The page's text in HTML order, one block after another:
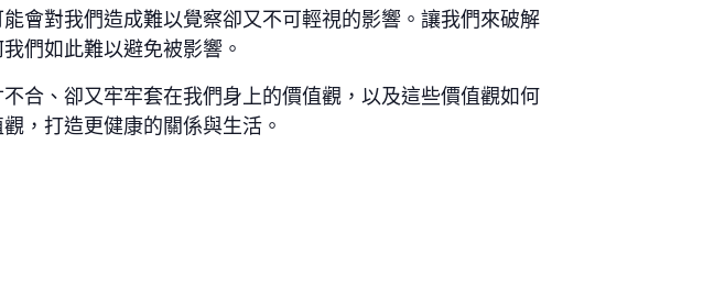
會對我們造成難以覺察卻又不可輕視的影響。讓我們來破解
們如此難以避免被影響。
合、卻又牢牢套在我們身上的價值觀，以及這些價值觀如何
，打造更健康的關係與生活。